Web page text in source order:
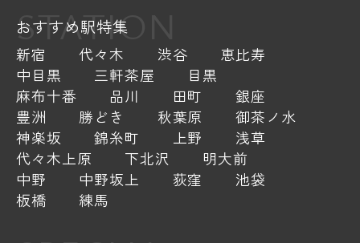
STATION
おすすめ駅特集
新宿 代々木 渋谷
恵比寿
中目黒
三軒茶屋
目黒
麻布十番
品川 田町
銀座
豊洲
勝どき 秋葉原
御茶ノ水
神楽坂
錦糸町 上野
浅草
代々木上原
下北沢
明大前
中野
中野坂上 荻窪
池袋
板橋
練馬